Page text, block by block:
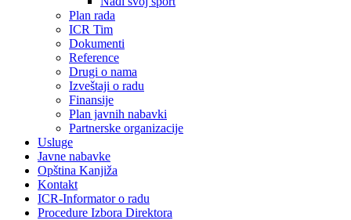
Plan rada
ICR Tim
Dokumenti
Reference
Drugi o nama
Izveštaji o radu
Finansije
Plan javnih nabavki
Partnerske organizacije
Usluge
Javne nabavke
Opština Kanjiža
Kontakt
ICR-Informator o radu
Procedure Izbora Direktora